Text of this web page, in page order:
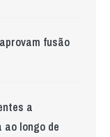
fusão
a
longo de